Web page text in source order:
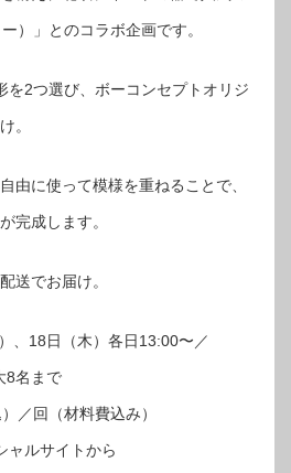
）」とのコラボ企画です。
を2つ選び、ボーコンセプトオリジ
。
由に使って模様を重ねることで、
完成します。
送でお届け。
、18日（木）各日13:00〜／
8名まで
／回（材料費込み）
ャルサイトから